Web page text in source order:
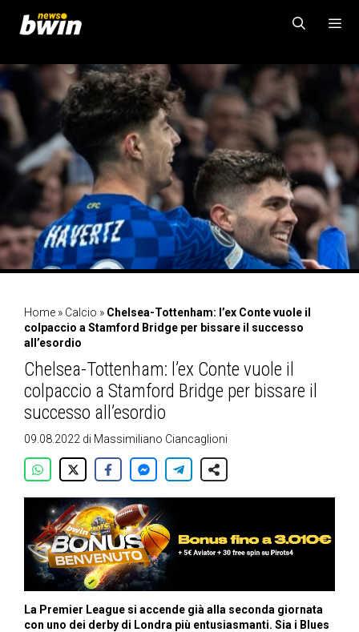
contenuto
MENU
Home » Calcio » Chelsea-Tottenham: l’ex Conte vuole il
colpaccio a Stamford Bridge per bissare il successo
all’esordio
Chelsea-Tottenham: l’ex Conte vuole il
colpaccio a Stamford Bridge per bissare il
successo all’esordio
09.08.2022 di Massimiliano Ciancaglioni
La Premier League si accende già alla seconda giornata
con uno dei derby di Londra più entusiasmanti. Sia i Blues